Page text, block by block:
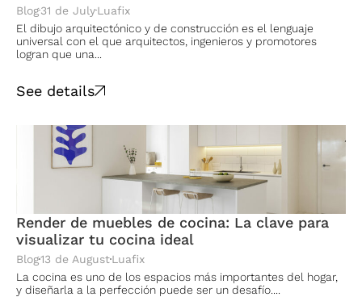
Blog31 de JulyLuafix
El dibujo arquitectónico y de construcción es el lenguaje
universal con el que arquitectos, ingenieros y promotores
logran que una...
See details
Render de muebles de cocina: La clave para
visualizar tu cocina ideal
Blog13 de AugustLuafix
La cocina es uno de los espacios más importantes del hogar,
y diseñarla a la perfección puede ser un desafío....